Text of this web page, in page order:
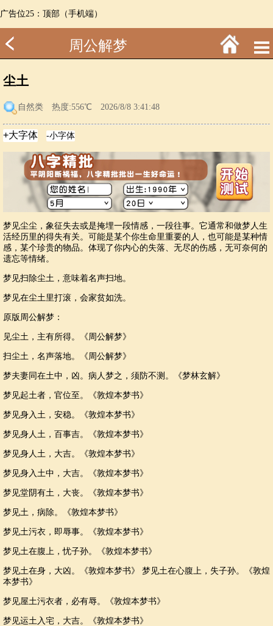
广告位25：顶部（手机端）
周公解梦
尘土
自然类 热度:556℃ 2026/8/8 3:41:48
梦见尘尘，象征失去或是掩埋一段情感，一段往事。它通常和做梦人生
活经历里的得失有关。可能是某个你生命里重要的人，也可能是某种情
感，某个珍贵的物品。体现了你内心的失落、无尽的伤感，无可奈何的
遗忘等情绪。
梦见扫除尘土，意味着名声扫地。
梦见在尘土里打滚，会家贫如洗。
原版周公解梦：
见尘土，主有所得。《周公解梦》
扫尘土，名声落地。《周公解梦》
梦夫妻同在土中，凶。病人梦之，须防不测。《梦林玄解》
梦见起土者，官位至。《敦煌本梦书》
梦见身入土，安稳。《敦煌本梦书》
梦见身人土，百事吉。《敦煌本梦书》
梦见身人土，大吉。《敦煌本梦书》
梦见身入土中，大吉。《敦煌本梦书》
梦见堂阴有土，大丧。《敦煌本梦书》
梦见土，病除。《敦煌本梦书》
梦见土污衣，即辱事。《敦煌本梦书》
梦见土在腹上，忧子孙。《敦煌本梦书》
梦见土在身，大凶。《敦煌本梦书》 梦见土在心腹上，失子孙。《敦煌
本梦书》
梦见屋土污衣者，必有辱。《敦煌本梦书》
梦见运土入宅，大吉。《敦煌本梦书》